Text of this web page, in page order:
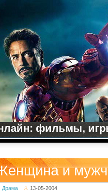
фильмы,
и
Драма 13-05-2004